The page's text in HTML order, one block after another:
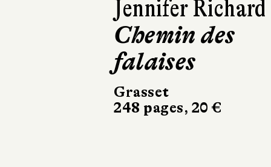
Jennifer Richard
Chemin des
falaises
Grasset
248 pages, 20 €
Lars Kepler
Le
Actes Sud